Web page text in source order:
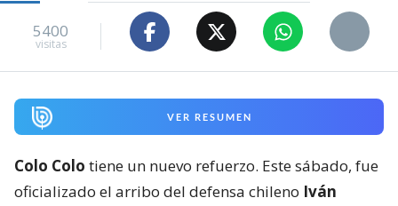
5400
visitas
VER RESUMEN
Colo Colo tiene un nuevo refuerzo. Este sábado, fue
oficializado el arribo del defensa chileno Iván